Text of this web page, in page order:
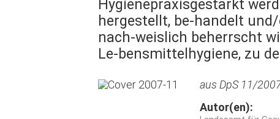
Hygienepraxisgestärkt
hergestellt, be-handelt
nach-weislich beherrscht
Le-bensmittelhygiene, zu
aus DpS 11/
Autor(en):